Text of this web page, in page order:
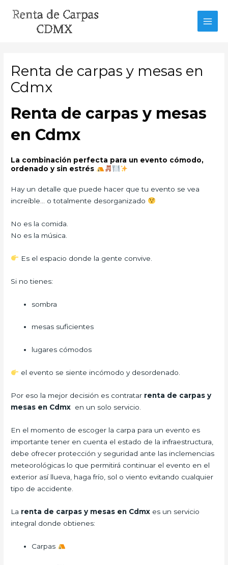
Renta de carpas y mesas en
Cdmx
Renta de carpas y mesas
en Cdmx
La combinación perfecta para un evento cómodo,
ordenado y sin estrés
Hay un detalle que puede hacer que tu evento se vea
increíble… o totalmente desorganizado
No es la comida.
No es la música.
Es el espacio donde la gente convive.
Si no tienes:
sombra
mesas suficientes
lugares cómodos
el evento se siente incómodo y desordenado.
Por eso la mejor decisión es contratar renta de carpas y
mesas en Cdmx en un solo servicio.
En el momento de escoger la carpa para un evento es
importante tener en cuenta el estado de la infraestructura,
debe ofrecer protección y seguridad ante las inclemencias
meteorológicas lo que permitirá continuar el evento en el
exterior así llueva, haga frío, sol o viento evitando cualquier
tipo de accidente.
La renta de carpas y mesas en Cdmx es un servicio
integral donde obtienes:
Carpas